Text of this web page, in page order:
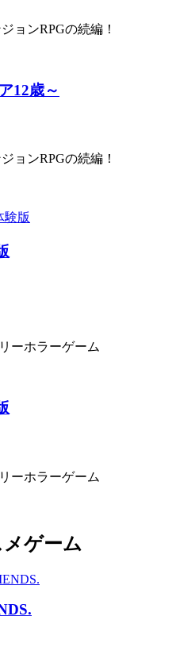
ョンRPGの続編！
12歳～
ョンRPGの続編！
ーホラーゲーム
ーホラーゲーム
ゲーム